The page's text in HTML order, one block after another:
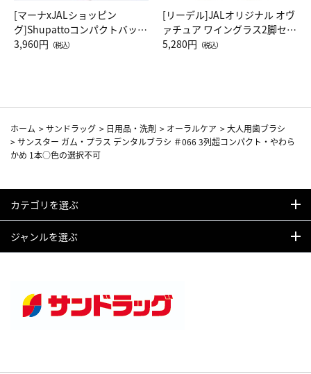
[マーナxJALショッピン
グ]Shupattoコンパクトバッグ
Drop JAL客室乗務員（LC）ス
3,960円 （税込）
[リーデル]JALオリジナル オヴ
ァチュア ワイングラス2脚セッ
ト（レッドワイン）
5,280円 （税込）
ホーム >サンドラッグ > 日用品・洗剤 > オーラルケア >大人用歯ブラシ
>サンスター ガム・プラス デンタルブラシ ＃066 3列超コンパクト・やわら
かめ 1本○色の選択不可
カテゴリを選ぶ
ジャンルを選ぶ